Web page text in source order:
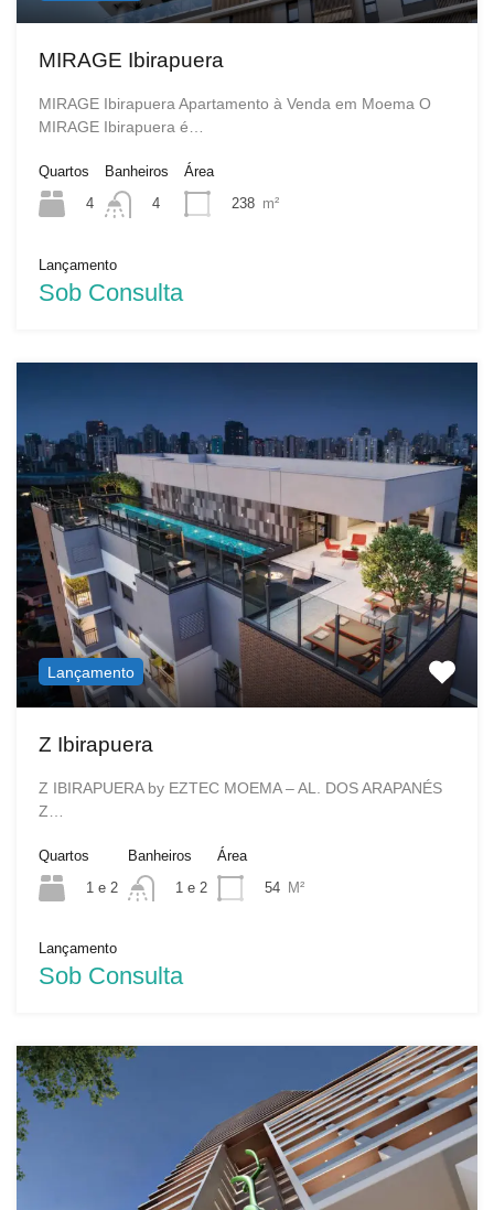
MIRAGE Ibirapuera
MIRAGE Ibirapuera Apartamento à Venda em Moema O
MIRAGE Ibirapuera é…
Quartos
4
Banheiros
4
Área
238 m²
Lançamento
Sob Consulta
Lançamento
Z Ibirapuera
Z IBIRAPUERA by EZTEC MOEMA – AL. DOS ARAPANÉS
Z…
Quartos
1 e 2
Banheiros
1 e 2
Área
54 M²
Lançamento
Sob Consulta